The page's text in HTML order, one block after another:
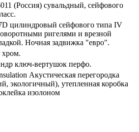
(Россия) сувальдный, сейфового
цилиндровый сейфового типа IV
ригелями и врезной
Ночная задвижка "евро".
хром.
ключ-вертушок перфо.
Акустическая перегородка
экологичный), утепленная коробка
изолоном